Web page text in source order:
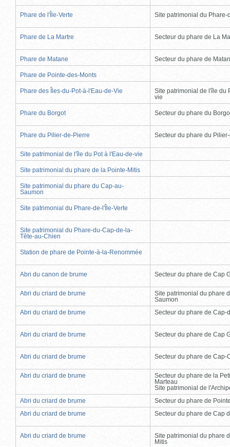
Phare de l'Île-Verte Site patrimonial du Phare-
Phare de La Martre Secteur du phare de La
Phare de Matane Secteur du phare de
Phare de Pointe-des-Monts
Phare des Îles-du-Pot-à-l'Eau-de-Vie
Site patrimonial de l'île du
vie
Phare du Borgot Secteur du phare du
Phare du Pilier-de-Pierre Secteur du phare du
Site patrimonial de l'île du Pot à l'Eau-de-vie
Site patrimonial du phare de la Pointe-Mitis
Site patrimonial du phare du Cap-au-
Saumon
Site patrimonial du Phare-de-l'Île-Verte
Site patrimonial du Phare-du-Cap-de-la-
Tête-au-Chien
Station de phare de Pointe-à-la-Renommée
Abri du canon de brume Secteur du phare de Cap
Abri du criard de brume
Site patrimonial du phare
Saumon
Abri du criard de brume
Secteur du phare de Cap-
Abri du criard de brume Secteur du phare de Cap
Abri du criard de brume Secteur du phare de Cap-
Abri du criard de brume
Secteur du phare de la
Marteau
Site patrimonial de
Abri du criard de brume
Secteur du phare de
Abri du criard de brume
Secteur du phare de Cap
Abri du criard de brume
Site patrimonial du phare
Mitis